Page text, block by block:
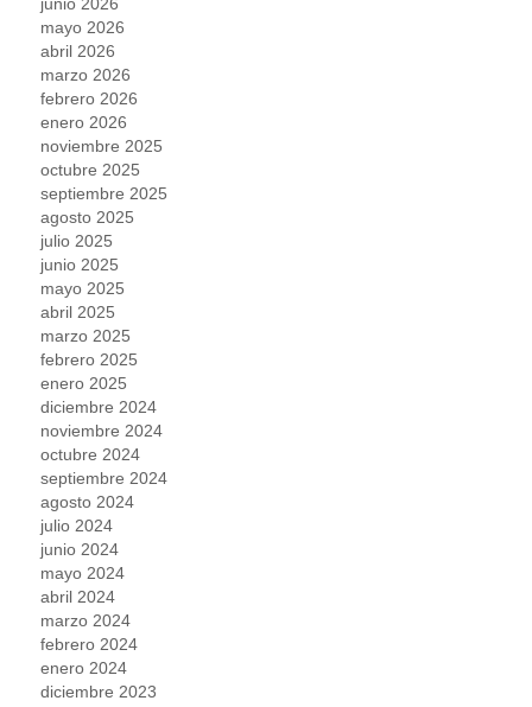
junio 2026
mayo 2026
abril 2026
marzo 2026
febrero 2026
enero 2026
noviembre 2025
octubre 2025
septiembre 2025
agosto 2025
julio 2025
junio 2025
mayo 2025
abril 2025
marzo 2025
febrero 2025
enero 2025
diciembre 2024
noviembre 2024
octubre 2024
septiembre 2024
agosto 2024
julio 2024
junio 2024
mayo 2024
abril 2024
marzo 2024
febrero 2024
enero 2024
diciembre 2023